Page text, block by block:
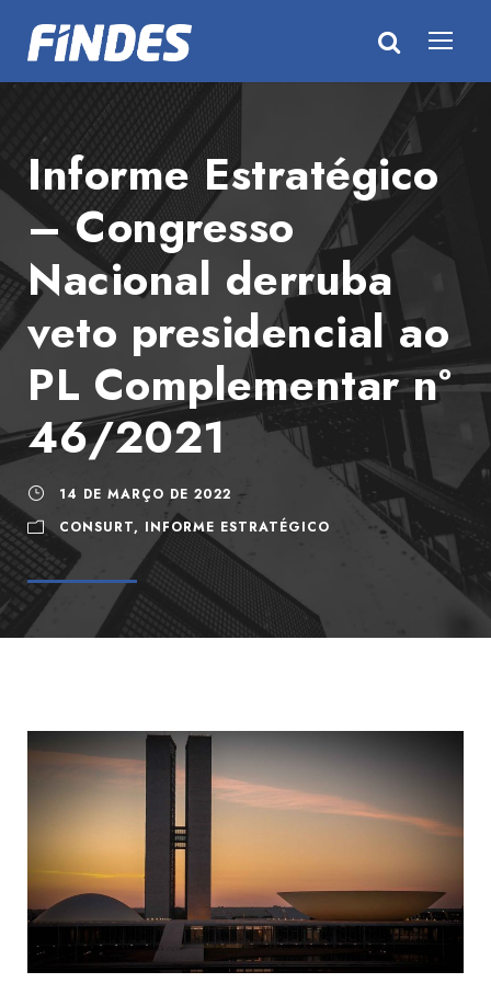
Informe Estratégico
– Congresso
Nacional derruba
veto presidencial ao
PL Complementar nº
46/2021
14 DE MARÇO DE 2022
CONSURT, INFORME ESTRATÉGICO